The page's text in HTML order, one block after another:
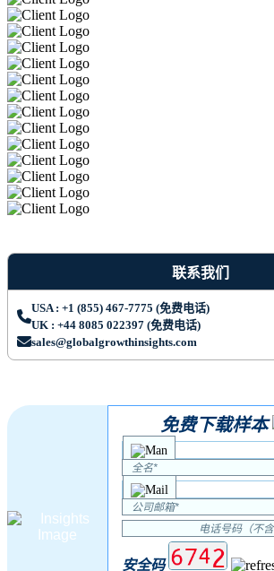
联系我们
USA : +1 (855) 467-7775 (免费电话)
UK : +44 8085 022397 (免费电话)
sales@globalgrowthinsights.com
免费下载样本
安全码